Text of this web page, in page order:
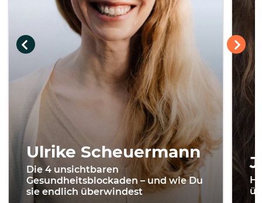
Ulrike Scheuermann
Die 4 unsichtbaren
Gesundheitsblockaden – und wie Du
sie endlich überwindest